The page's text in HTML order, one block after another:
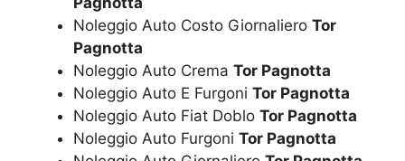
Noleggio Auto Costo Giornaliero Tor
Pagnotta
Noleggio Auto Crema Tor Pagnotta
Noleggio Auto E Furgoni Tor Pagnotta
Noleggio Auto Fiat Doblo Tor Pagnotta
Noleggio Auto Furgoni Tor Pagnotta